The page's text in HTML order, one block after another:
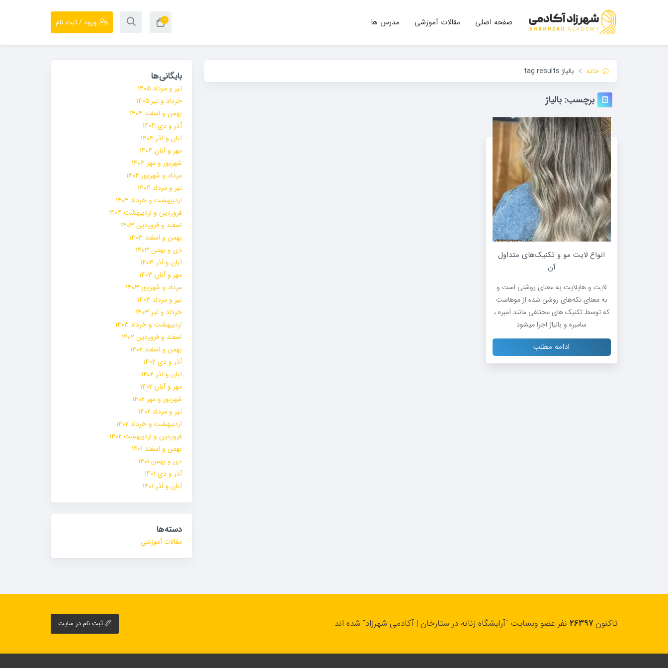
صفحه اصلی مقالات آموزشی مدرس ها ورود / ثبت نام ۰
خانه بالیاژ tag results
برچسب: بالیاژ
انواع لایت مو و تکنیک‌های متداول
آن
لایت و هایلایت به معنای روشنی است و
به معنای تکه‌های روشن شده از موهاست
که توسط تکنیک های محتلفی مانند آمبره ،
سامبره و بالیاژ اجرا میشود
ادامه مطلب
بایگانی‌ها
تیر و مرداد ۱۴۰۵
خرداد و تیر ۱۴۰۵
بهمن و اسفند ۱۴۰۴
آذر و دی ۱۴۰۴
آبان و آذر ۱۴۰۴
مهر و آبان ۱۴۰۴
شهریور و مهر ۱۴۰۴
مرداد و شهریور ۱۴۰۴
تیر و مرداد ۱۴۰۴
اردیبهشت و خرداد ۱۴۰۴
فروردین و اردیبهشت ۱۴۰۴
اسفند و فروردین ۱۴۰۳
بهمن و اسفند ۱۴۰۳
دی و بهمن ۱۴۰۳
آبان و آذر ۱۴۰۳
مهر و آبان ۱۴۰۳
مرداد و شهریور ۱۴۰۳
تیر و مرداد ۱۴۰۳
خرداد و تیر ۱۴۰۳
اردیبهشت و خرداد ۱۴۰۳
اسفند و فروردین ۱۴۰۲
بهمن و اسفند ۱۴۰۲
آذر و دی ۱۴۰۲
آبان و آذر ۱۴۰۲
مهر و آبان ۱۴۰۲
شهریور و مهر ۱۴۰۲
تیر و مرداد ۱۴۰۲
اردیبهشت و خرداد ۱۴۰۲
فروردین و اردیبهشت ۱۴۰۲
بهمن و اسفند ۱۴۰۱
دی و بهمن ۱۴۰۱
آذر و دی ۱۴۰۱
آبان و آذر ۱۴۰۱
دسته‌ها
مقالات آموزشی
تاکنون۲۶۳۹۷ نفر عضو وبسایت "آرایشگاه زنانه در ستارخان | آکادمی شهرزاد" شده اند ثبت نام در سایت